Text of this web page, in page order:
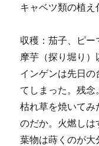
キャベツ類の植え
収穫：茄子、ピ
摩芋（探り堀り）
インゲンは先日
てしまった。残念。
枯れ草を焼いて
のだか。火燃しは
葉物は蒔くのが大